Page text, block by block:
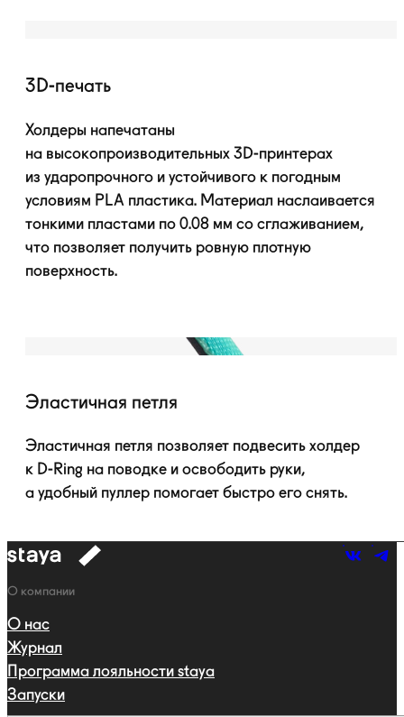
3D-печать
Холдеры напечатаны
на высокопроизводительных 3D-принтерах
из ударопрочного и устойчивого к погодным
условиям PLA пластика. Материал наслаивается
тонкими пластами по 0.08 мм со сглаживанием,
что позволяет получить ровную плотную
поверхность.
Эластичная петля
Эластичная петля позволяет подвесить холдер
к D-Ring на поводке и освободить руки,
а удобный пуллер помогает быстро его снять.
к
Навигация
О компании
О нас
Журнал
Программа лояльности staya
Запуски